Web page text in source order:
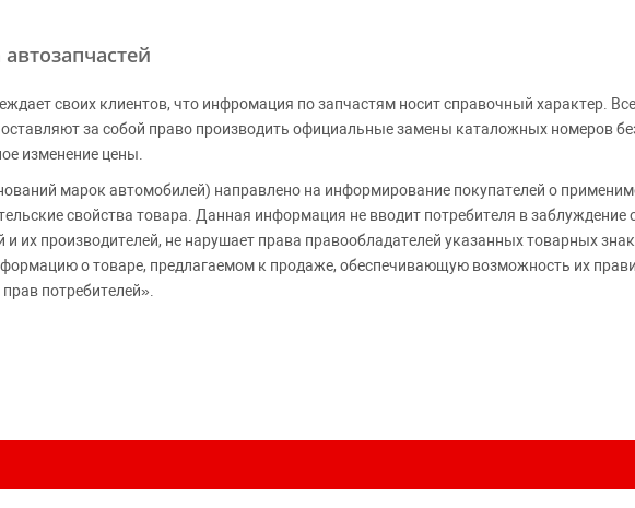
своих клиентов, что инфромация по запчастям носит справочный характер.
за собой право производить официальные замены каталожных номеров
изменение цены.
марок автомобилей) направлено на информирование покупателей о
свойства товара. Данная информация не вводит потребителя в заблуждение
их производителей, не нарушает права правообладателей указанных товарных
о товаре, предлагаемом к продаже, обеспечивающую возможность их
потребителей».